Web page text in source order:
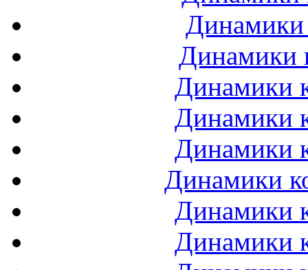
Динамики
Динамики
Динамики
Динамики
Динамики
Динамики
Динамики
Динамики